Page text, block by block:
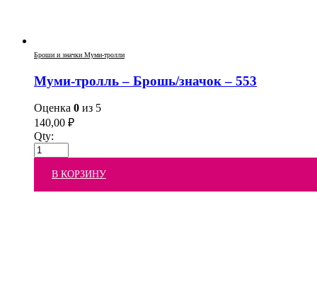
Броши и значки Муми-тролли
Муми-тролль – Брошь/значок – 553
Оценка 0 из 5
140,00 ₽
Qty:
В КОРЗИНУ